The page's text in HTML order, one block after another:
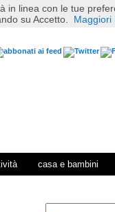
casa e bambini
linea con le tue
su Accetto.
Maggiori